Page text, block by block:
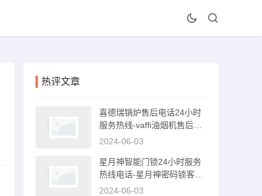
热评文章
喜德瑞锅炉售后电话24小时
服务热线-vaffi油烟机售后服
务电话
2024-06-03
星月神智能门锁24小时服务
热线电话-星月神密码锁客服
电话
2024-06-03